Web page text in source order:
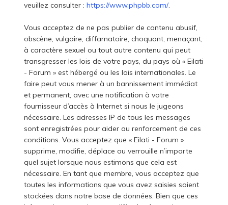
veuillez consulter :https://www.phpbb.com/.
Vous acceptez de ne pas publier de contenu abusif,
obscène, vulgaire, diffamatoire, choquant, menaçant,
à caractère sexuel ou tout autre contenu qui peut
transgresser les lois de votre pays, du pays où « Eilati
- Forum » est hébergé ou les lois internationales. Le
faire peut vous mener à un bannissement immédiat
et permanent, avec une notification à votre
fournisseur d’accès à Internet si nous le jugeons
nécessaire. Les adresses IP de tous les messages
sont enregistrées pour aider au renforcement de ces
conditions. Vous acceptez que « Eilati - Forum »
supprime, modifie, déplace ou verrouille n’importe
quel sujet lorsque nous estimons que cela est
nécessaire. En tant que membre, vous acceptez que
toutes les informations que vous avez saisies soient
stockées dans notre base de données. Bien que ces